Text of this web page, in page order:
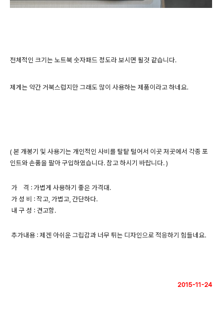
전체적인 크기는 노트북 숫자패드 정도라 보시면 될것 같습니다.
제게는 약간 거북스럽지만 그래도 많이 사용하는 제품이라고 하네요.
( 본 개봉기 및 사용기는 개인적인 사비를 탈탙 털어서 이곳 저곳에서 각종 포
인트와 손품을 팔아 구입하였습니다. 참고 하시기 바랍니다. )
가 격 : 가볍게 사용하기 좋은 가격대.
가 성 비 : 작고, 가볍고, 간단하다.
내 구 성 : 견고함.
추가내용 : 제겐 아쉬운 그립감과 너무 튀는 디자인으로 적응하기 힘들네요.
2015-11-24